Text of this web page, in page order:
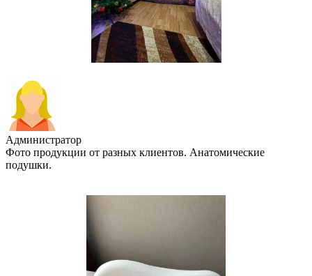
Администратор
Фото продукции от разных клиентов. Анатомические
подушки.